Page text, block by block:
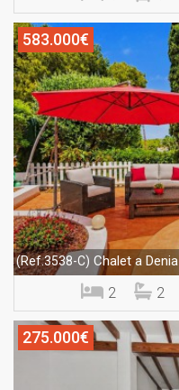
583.000€
(Ref.3538-C) Chalet a Denia
2 2
275.000€